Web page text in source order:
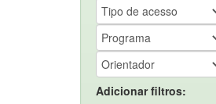
Adicionar filtros: